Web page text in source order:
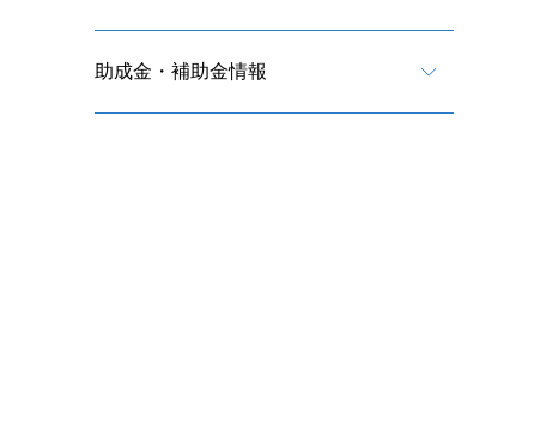
助成金・補助金情報